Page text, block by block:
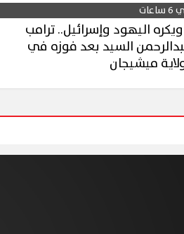
اليهود وإسرائيل.. ترامب
السيد بعد فوزه في
ميشيجان